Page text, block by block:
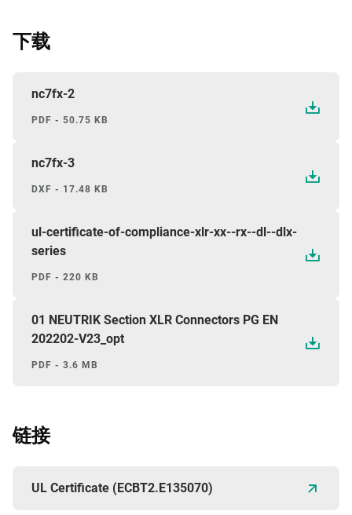
下载
nc7fx-2
PDF - 50.75 KB
nc7fx-3
DXF - 17.48 KB
ul-certificate-of-compliance-xlr-xx--rx--dl--dlx-
series
PDF - 220 KB
01 NEUTRIK Section XLR Connectors PG EN
202202-V23_opt
PDF - 3.6 MB
链接
UL Certificate (ECBT2.E135070)